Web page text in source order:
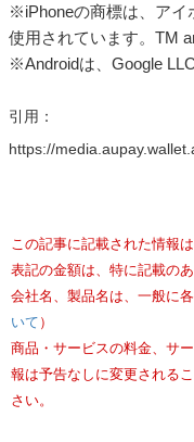
※iPhoneの商標は、アイ
使用されています。TM
※Androidは、Google
引用：
https://
この記事に記載された情報
表記の金額は、特に記載の
会社名、製品名は、一般に
いて ）
商品・サービスの料金、サ
報は予告なしに変更される
さい。